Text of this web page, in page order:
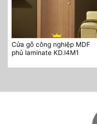
Cửa gỗ công nghiệp MDF
phủ laminate KD.l4M1